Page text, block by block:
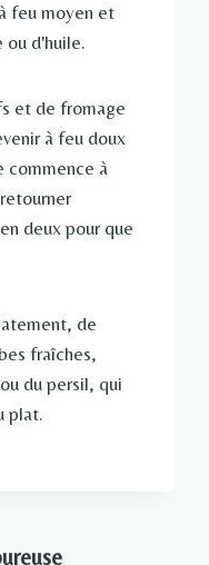
feu moyen et
ou d'huile.
et de fromage
à feu doux
commence à
deux pour que
de
fraîches,
du persil, qui
plat.